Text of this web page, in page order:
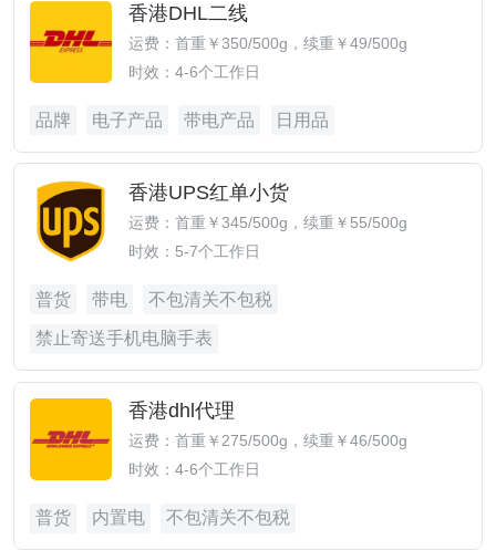
香港DHL二线
运费：首重￥350/500g，续重￥49/500g
时效：4-6个工作日
品牌 电子产品 带电产品 日用品
香港UPS红单小货
运费：首重￥345/500g，续重￥55/500g
时效：5-7个工作日
普货 带电 不包清关不包税
禁止寄送手机电脑手表
香港dhl代理
运费：首重￥275/500g，续重￥46/500g
时效：4-6个工作日
普货 内置电 不包清关不包税